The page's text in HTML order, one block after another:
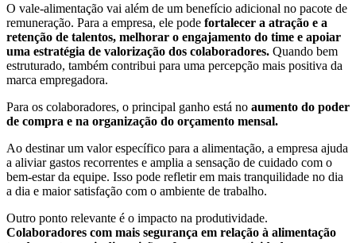
O vale-alimentação vai além de um benefício adicional no pacote de
remuneração. Para a empresa, ele pode fortalecer a atração e a
retenção de talentos, melhorar o engajamento do time e apoiar
uma estratégia de valorização dos colaboradores. Quando bem
estruturado, também contribui para uma percepção mais positiva da
marca empregadora.
Para os colaboradores, o principal ganho está no aumento do poder
de compra e na organização do orçamento mensal.
Ao destinar um valor específico para a alimentação, a empresa ajuda
a aliviar gastos recorrentes e amplia a sensação de cuidado com o
bem-estar da equipe. Isso pode refletir em mais tranquilidade no dia
a dia e maior satisfação com o ambiente de trabalho.
Outro ponto relevante é o impacto na produtividade.
Colaboradores com mais segurança em relação à alimentação